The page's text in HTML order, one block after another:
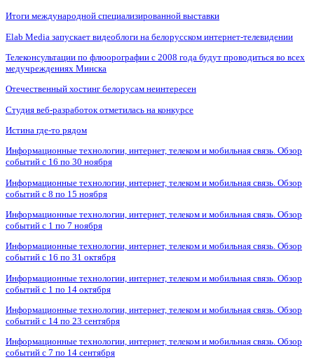
Итоги международной специализированной выставки
Elab Media запускает видеоблоги на белорусском интернет-телевидении
Телеконсультации по флюорографии с 2008 года будут проводиться во всех
медучреждениях Минска
Отечественный хостинг белорусам неинтересен
Студия веб-разработок отметилась на конкурсе
Истина где-то рядом
Информационные технологии, интернет, телеком и мобильная связь. Обзор
событий с 16 по 30 ноября
Информационные технологии, интернет, телеком и мобильная связь. Обзор
событий с 8 по 15 ноября
Информационные технологии, интернет, телеком и мобильная связь. Обзор
событий с 1 по 7 ноября
Информационные технологии, интернет, телеком и мобильная связь. Обзор
событий с 16 по 31 октября
Информационные технологии, интернет, телеком и мобильная связь. Обзор
событий с 1 по 14 октября
Информационные технологии, интернет, телеком и мобильная связь. Обзор
событий с 14 по 23 сентября
Информационные технологии, интернет, телеком и мобильная связь. Обзор
событий с 7 по 14 сентября